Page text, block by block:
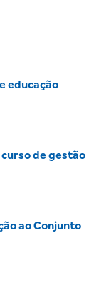
educação
de gestão
ao Conjunto